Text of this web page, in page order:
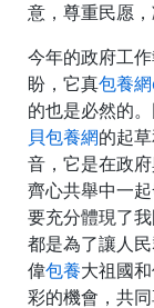
意，尊重民愿，
今年的政府工
盼，它真包養
的也是必然的
貝包養網的起
音，它是在政
齊心共舉中一
要充分體現了
都是為了讓人
偉包養大祖國
彩的機會，共